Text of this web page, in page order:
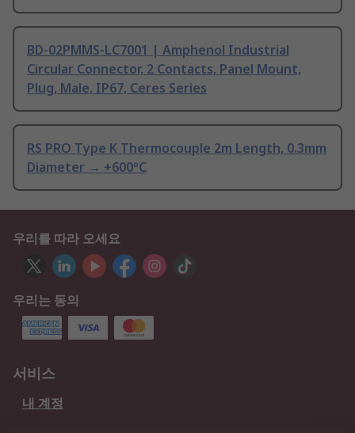
BD-02PMMS-LC7001 | Amphenol Industrial
Circular Connector, 2 Contacts, Panel Mount,
Plug, Male, IP67, Ceres Series
RS PRO Type K Thermocouple 2m Length, 0.3mm
Diameter → +600°C
우리를 따라 오세요
우리는 동의
서비스
내 계정